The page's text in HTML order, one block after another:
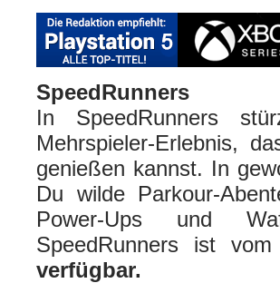
SpeedRunners
In SpeedRunners
Mehrspieler-Erlebnis,
genießen kannst. In
Du wilde Parkour-
Power-Ups und
SpeedRunners ist vom
verfügbar.